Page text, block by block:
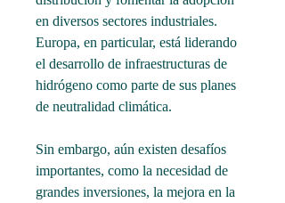
en diversos sectores industriales.
Europa, en particular, está liderando
el desarrollo de infraestructuras de
hidrógeno como parte de sus planes
de neutralidad climática.
Sin embargo, aún existen desafíos
importantes, como la necesidad de
grandes inversiones, la mejora en la